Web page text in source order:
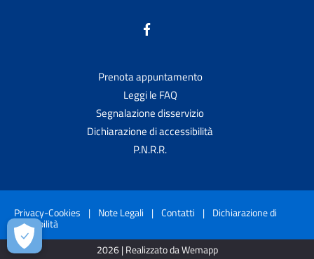
Prenota appuntamento
Leggi le FAQ
Segnalazione disservizio
Dichiarazione di accessibilità
P.N.R.R.
Privacy-Cookies | Note Legali | Contatti | Dichiarazione di
accessibilità
2026 | Realizzato da Wemapp